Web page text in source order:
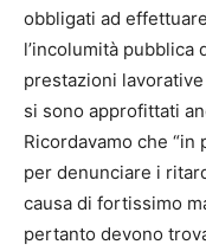
obbligati ad
l’incolumità pubblica
prestazioni
si sono approfittati
Ricordavamo che
per denunciare i
causa di fortissimo
pertanto devono